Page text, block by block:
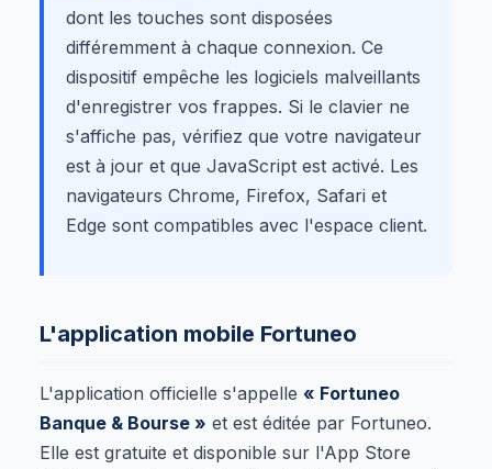
dont les touches sont disposées
différemment à chaque connexion. Ce
dispositif empêche les logiciels malveillants
d'enregistrer vos frappes. Si le clavier ne
s'affiche pas, vérifiez que votre navigateur
est à jour et que JavaScript est activé. Les
navigateurs Chrome, Firefox, Safari et
Edge sont compatibles avec l'espace client.
L'application mobile Fortuneo
L'application officielle s'appelle « Fortuneo
Banque & Bourse » et est éditée par Fortuneo.
Elle est gratuite et disponible sur l'App Store